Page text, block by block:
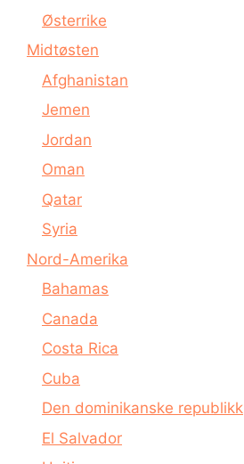
Østerrike
Midtøsten
Afghanistan
Jemen
Jordan
Oman
Qatar
Syria
Nord-Amerika
Bahamas
Canada
Costa Rica
Cuba
Den dominikanske republikk
El Salvador